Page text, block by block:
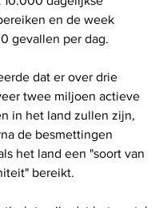
en de week
gevallen per dag.
dat er over drie
twee miljoen actieve
in het land zullen zijn,
de besmettingen
het land een "soort van
bereikt.